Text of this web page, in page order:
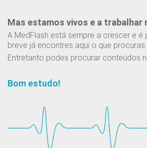
Mas estamos vivos e a trabalhar
A MedFlash está sempre a crescer e é
breve já encontres aqui o que procuras.
Entretanto podes procurar conteúdos
Bom estudo!